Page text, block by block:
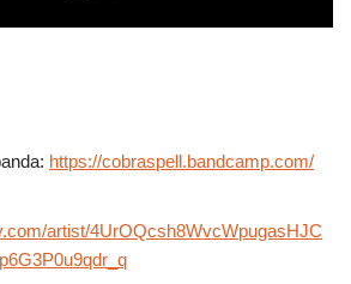
https://cobraspell.bandcamp.com/
artist/4UrOQcsh8WvcWpugasHJC